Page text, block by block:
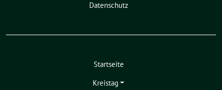
Datenschutz
Startseite
Kreistag